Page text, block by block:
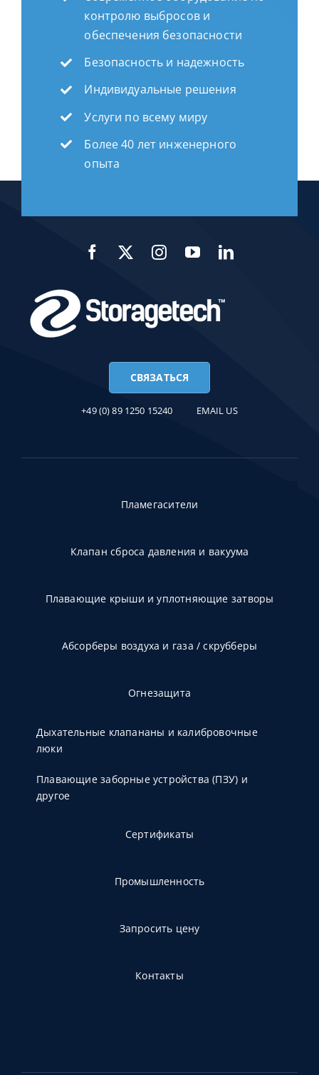
контролю выбросов и
обеспечения безопасности
Безопасность и надежность
Индивидуальные решения
Услуги по всему миру
Более 40 лет инженерного
опыта
СВЯЗАТЬСЯ
Пламегасители
Клапан сброса давления и вакуума
Плавающие крыши и уплотняющие затворы
Абсорберы воздуха и газа / скрубберы
Огнезащита
Дыхательные клапананы и калибровочные
люки
Плавающие заборные устройства (ПЗУ) и
другое
Сертификаты
Промышленность
Запросить цену
Контакты
+49 (0) 89 1250 15240 EMAIL US